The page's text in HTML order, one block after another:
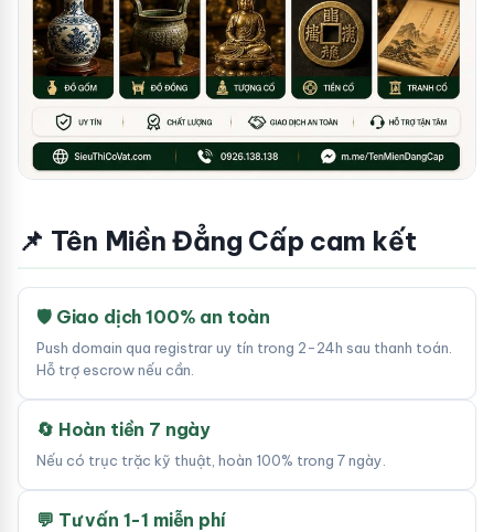
📌 Tên Miền Đẳng Cấp cam kết
🛡 Giao dịch 100% an toàn
Push domain qua registrar uy tín trong 2-24h sau thanh toán.
Hỗ trợ escrow nếu cần.
🔄 Hoàn tiền 7 ngày
Nếu có trục trặc kỹ thuật, hoàn 100% trong 7 ngày.
💬 Tư vấn 1-1 miễn phí